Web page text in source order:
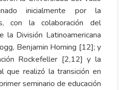
inicialmente por la
con la colaboración del
la División Latinoamericana
Benjamin Horning [12]; y
Rockefeller [2,12] y la
que realizó la transición en
seminario de educación